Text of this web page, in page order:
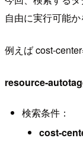
自由に実行可能か
例えば cost-
resource-
検索条件：
cost-